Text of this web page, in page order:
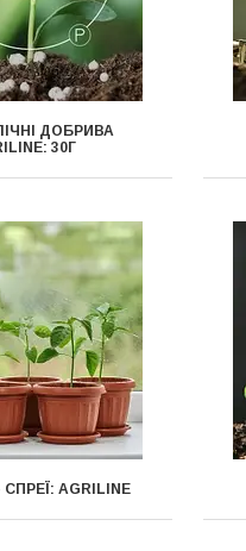
ДОБРИВА
30Г
AGRILINE